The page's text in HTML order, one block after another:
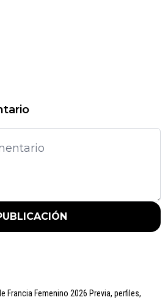
Francia Femenino 2026 Previa, perfiles,